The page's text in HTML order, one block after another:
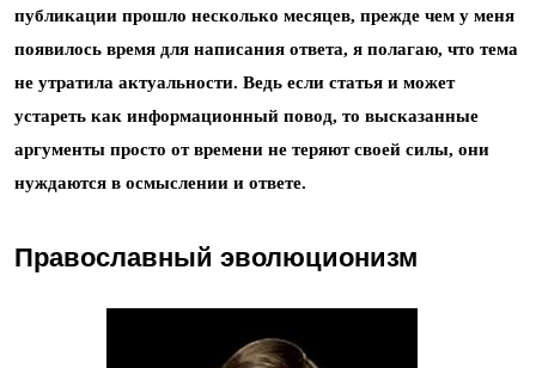
публикации прошло несколько месяцев, прежде чем у меня
появилось время для написания ответа, я полагаю, что тема
не утратила актуальности. Ведь если статья и может
устареть как информационный повод, то высказанные
аргументы просто от времени не теряют своей силы, они
нуждаются в осмыслении и ответе.
Православный эволюционизм